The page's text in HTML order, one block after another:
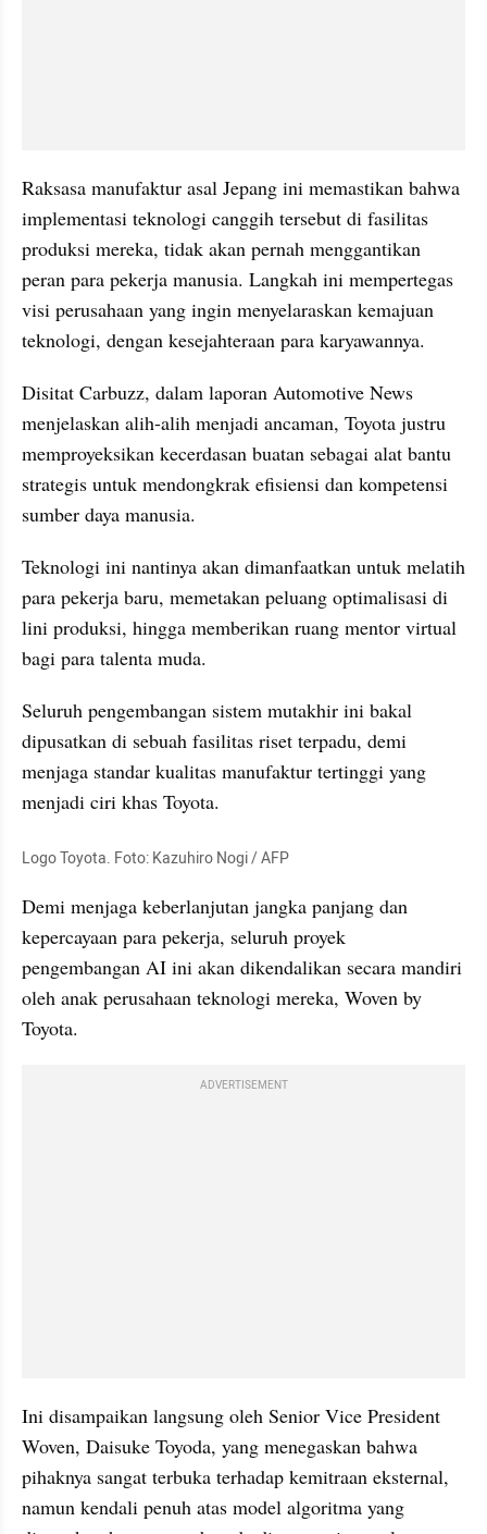
Raksasa manufaktur asal Jepang ini memastikan bahwa
implementasi teknologi canggih tersebut di fasilitas
produksi mereka, tidak akan pernah menggantikan
peran para pekerja manusia. Langkah ini mempertegas
visi perusahaan yang ingin menyelaraskan kemajuan
teknologi, dengan kesejahteraan para karyawannya.
Disitat Carbuzz, dalam laporan Automotive News
menjelaskan alih-alih menjadi ancaman, Toyota justru
memproyeksikan kecerdasan buatan sebagai alat bantu
strategis untuk mendongkrak efisiensi dan kompetensi
sumber daya manusia.
Teknologi ini nantinya akan dimanfaatkan untuk melatih
para pekerja baru, memetakan peluang optimalisasi di
lini produksi, hingga memberikan ruang mentor virtual
bagi para talenta muda.
Seluruh pengembangan sistem mutakhir ini bakal
dipusatkan di sebuah fasilitas riset terpadu, demi
menjaga standar kualitas manufaktur tertinggi yang
menjadi ciri khas Toyota.
Logo Toyota. Foto: Kazuhiro Nogi / AFP
Demi menjaga keberlanjutan jangka panjang dan
kepercayaan para pekerja, seluruh proyek
pengembangan AI ini akan dikendalikan secara mandiri
oleh anak perusahaan teknologi mereka, Woven by
Toyota.
ADVERTISEMENT
Ini disampaikan langsung oleh Senior Vice President
Woven, Daisuke Toyoda, yang menegaskan bahwa
pihaknya sangat terbuka terhadap kemitraan eksternal,
namun kendali penuh atas model algoritma yang